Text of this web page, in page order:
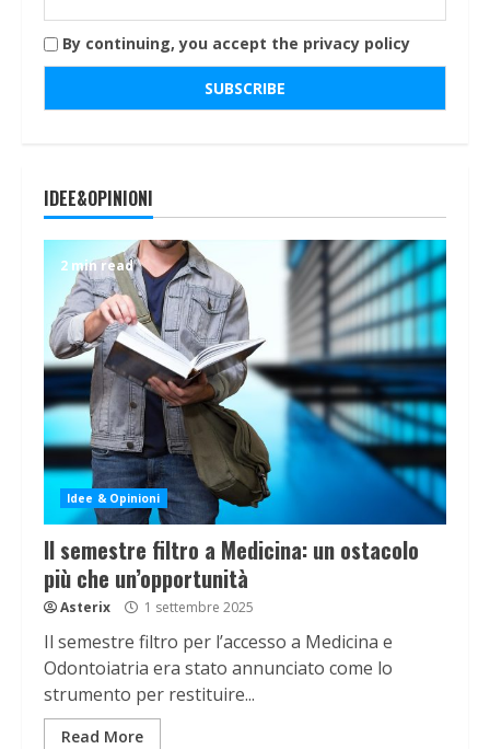
By continuing, you accept the privacy policy
IDEE&OPINIONI
2 min read
Idee & Opinioni
Il semestre filtro a Medicina: un ostacolo
più che un’opportunità
Asterix 1 settembre 2025
Il semestre filtro per l’accesso a Medicina e
Odontoiatria era stato annunciato come lo
strumento per restituire...
Read More